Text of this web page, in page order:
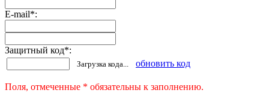
E-mail*:
Защитный код*:
Загрузка кода... обновить код
Поля, отмеченные * обязательны к заполнению.